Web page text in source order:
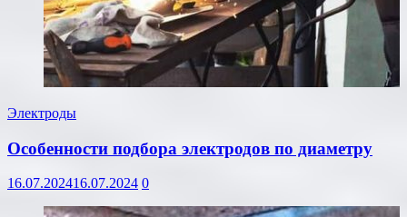
Электроды
Особенности подбора электродов по диаметру
16.07.202416.07.2024 0